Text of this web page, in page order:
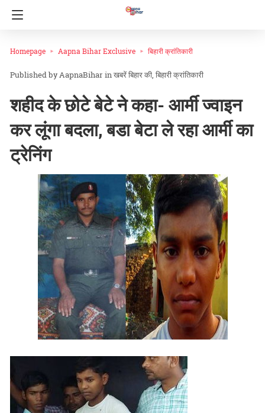
Homepage Aapna Bihar Exclusive बिहारी क्रांतिकारी
AapnaBihar inखबरें बिहार की बिहारी क्रांतिकारी
शहीद के छोटे बेटे ने कहा- आर्मी ज्वाइन
कर लूंगा बदला, बडा बेटा ले रहा आर्मी का
ट्रेनिंग